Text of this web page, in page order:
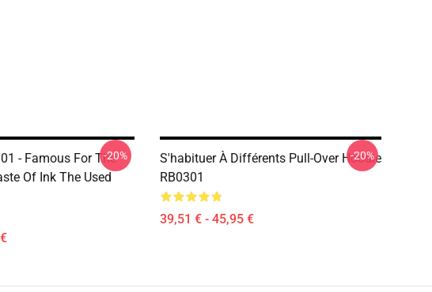
- Famous For The
Of Ink The Used
-20%
S'habituer À Différents Pull-Over Hoodie
RB0301
39,51 € - 45,95 €
-20%